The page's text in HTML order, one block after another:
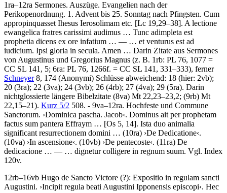
1ra–12ra Sermones. Auszüge. Evangelien nach der
Perikopenordnung. 1. Advent bis 25. Sonntag nach Pfingsten. Cum
appropinquasset Ihesus Ierosolimam etc. [Lc 19,29–38]. A lectione
ewangelica fratres carissimi audimus … Tunc adimpleta est
prophetia dicens ex ore infatium … — … et venturus est ad
iudicium. Ipsi gloria in secula. Amen … Darin Zitate aus Sermones
von Augustinus und Gregorius Magnus (z. B. 1rb: PL 76, 1077 =
CC SL 141, 5; 6ra: PL 76, 1266f. = CC SL 141, 331–333), ferner
Schneyer8, 174 (Anonymi) Schlüsse abweichend: 18 (hier: 2vb);
20 (3ra); 22 (3va); 24 (3vb); 26 (4rb); 27 (4va); 29 (5ra). Darin
nichtglossierte längere Bibelzitate (8va) Mt 22,23–23,2; (9rb) Mt
22,15–21). Kurz 5/2 508. - 9va–12ra. Hochfeste und Commune
Sanctorum. ›Dominica pascha. Jacob‹. Dominus ait per prophetam
factus sum pantera Effraym … [Os 5, 14]. Ista duo animalia
significant resurrectionem domini … (10ra) ›De Dedicatione‹.
(10va) ›In ascensione‹. (10vb) ›De pentecoste‹. (11ra) De
dedicacione … — … dignetur colligere in regnum suum. Vgl. Index
120v.
12rb–16vb Hugo de Sancto Victore (?): Expositio in regulam sancti
Augustini. ›Incipit regula beati Augustini Ipponensis episcopi‹. Hec